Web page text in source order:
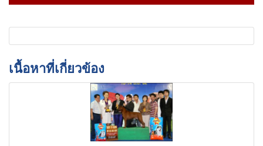
เนื้อหาที่เกี่ยวข้อง